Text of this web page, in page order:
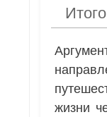
жизни